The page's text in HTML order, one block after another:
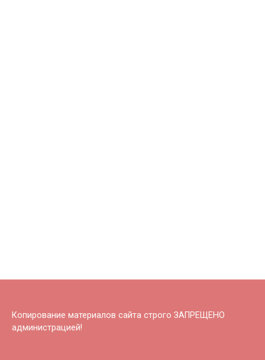
Копирование материалов сайта строго ЗАПРЕЩЕНО
администрацией!